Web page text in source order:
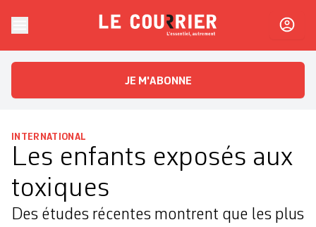
Le CourrierL'essentiel, autrement
JE M'ABONNE
INTERNATIONAL
Les enfants exposés aux
toxiques
Des études récentes montrent que les plus